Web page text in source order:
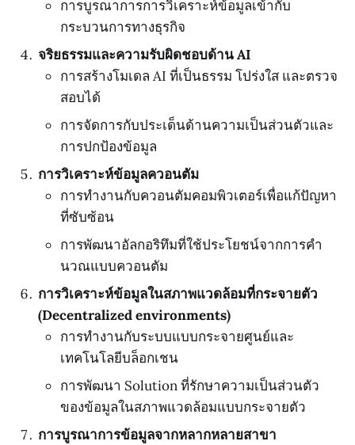
การบูรณาการการวิเคราะห์ข้อมูลเข้ากับ
กระบวนการทางธุรกิจ
จริยธรรมและความรับผิดชอบด้าน AI
การสร้างโมเดล AI ที่เป็นธรรม โปร่งใส และตรวจ
สอบได้
การจัดการกับประเด็นด้านความเป็นส่วนตัวและ
การปกป้องข้อมูล
การวิเคราะห์ข้อมูลควอนตัม
การทำงานกับควอนตัมคอมพิวเตอร์เพื่อแก้ปัญหา
ที่ซับซ้อน
การพัฒนาอัลกอริทึมที่ใช้ประโยชน์จากการคำ
นวณแบบควอนตัม
การวิเคราะห์ข้อมูลในสภาพแวดล้อมที่กระจายตัว
(Decentralized environments)
การทำงานกับระบบแบบกระจายศูนย์และ
เทคโนโลยีบล็อกเชน
การพัฒนา Solution ที่รักษาความเป็นส่วนตัว
ของข้อมูลในสภาพแวดล้อมแบบกระจายตัว
การบูรณาการข้อมูลจากหลากหลายสาขา